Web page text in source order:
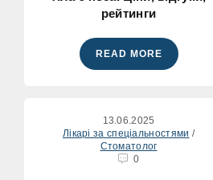
рейтинги
READ MORE
13.06.2025
Лікарі за спеціальностями /
Стоматолог
0